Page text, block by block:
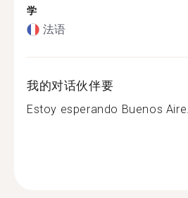
学
法语
我的对话伙伴要
Estoy esperando Buenos